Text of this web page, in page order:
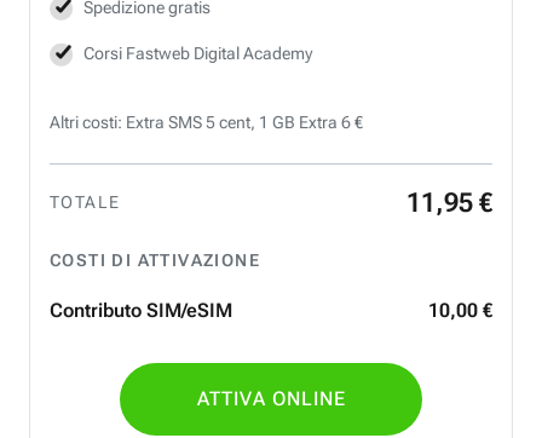
Spedizione gratis
Corsi Fastweb Digital Academy
Altri costi: Extra SMS 5 cent, 1 GB Extra 6 €
TOTALE 11 ,95 €
COSTI DI ATTIVAZIONE
Contributo SIM/eSIM 10,00 €
ATTIVA ONLINE